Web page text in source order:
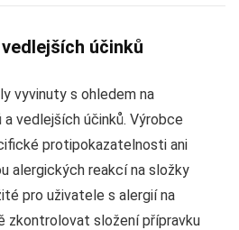
účinků
vyvinuty s ohledem na
vedlejších účinků. Výrobce
protipokazatelnosti ani
alergických reakcí na složky
pro uživatele s alergií na
zkontrolovat složení přípravku